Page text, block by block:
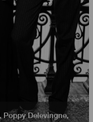
Poppy Delevingne,